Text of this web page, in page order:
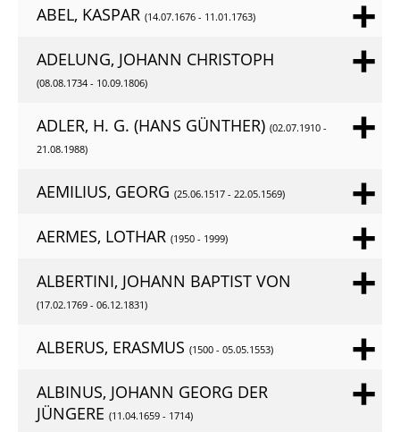
ABEL, KASPAR (14.07.1676 - 11.01.1763)
ADELUNG, JOHANN CHRISTOPH
(08.08.1734 - 10.09.1806)
ADLER, H. G. (HANS GÜNTHER) (02.07.1910 -
21.08.1988)
AEMILIUS, GEORG (25.06.1517 - 22.05.1569)
AERMES, LOTHAR (1950 - 1999)
ALBERTINI, JOHANN BAPTIST VON
(17.02.1769 - 06.12.1831)
ALBERUS, ERASMUS (1500 - 05.05.1553)
ALBINUS, JOHANN GEORG DER
JÜNGERE (11.04.1659 - 1714)